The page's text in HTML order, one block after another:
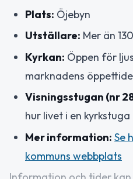
Plats: Öjebyn
Utställare: Mer än
Kyrkan: Öppen för
marknadens
Visningsstugan (nr
hur livet i en
Mer information: Se
kommuns webbplats